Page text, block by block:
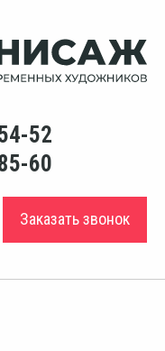
52
60
Заказать звонок